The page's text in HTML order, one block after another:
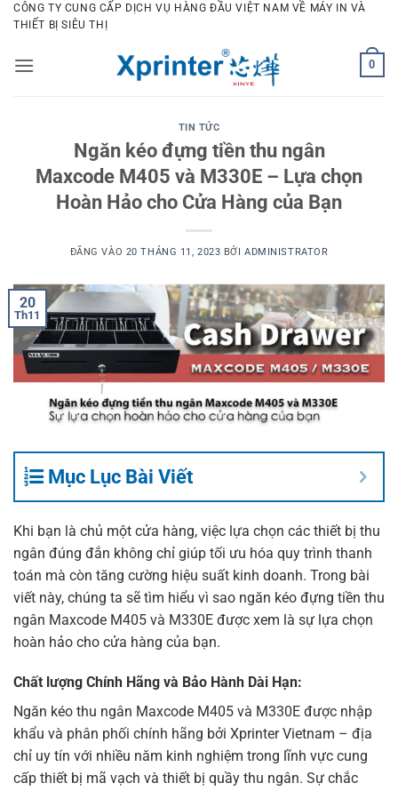
Bỏ
qua
dung
CÔNG TY CUNG CẤP DỊCH VỤ HÀNG ĐẦU VIỆT NAM VỀ MÁY IN VÀ
THIẾT BỊ SIÊU THỊ
0
TIN TỨC
Ngăn kéo đựng tiền thu ngân
Maxcode M405 và M330E – Lựa chọn
Hoàn Hảo cho Cửa Hàng của Bạn
ĐĂNG VÀO 20 THÁNG 11, 2023 BỞIADMINISTRATOR
20
Th11
Mục Lục Bài Viết
Khi bạn là chủ một cửa hàng, việc lựa chọn các thiết bị thu
ngân đúng đắn không chỉ giúp tối ưu hóa quy trình thanh
toán mà còn tăng cường hiệu suất kinh doanh. Trong bài
viết này, chúng ta sẽ tìm hiểu vì sao ngăn kéo đựng tiền thu
ngân Maxcode M405 và M330E được xem là sự lựa chọn
hoàn hảo cho cửa hàng của bạn.
Chất lượng Chính Hãng và Bảo Hành Dài Hạn:
Ngăn kéo thu ngân Maxcode M405 và M330E được nhập
khẩu và phân phối chính hãng bởi Xprinter Vietnam – địa
chỉ uy tín với nhiều năm kinh nghiệm trong lĩnh vực cung
cấp thiết bị mã vạch và thiết bị quầy thu ngân. Sự chắc